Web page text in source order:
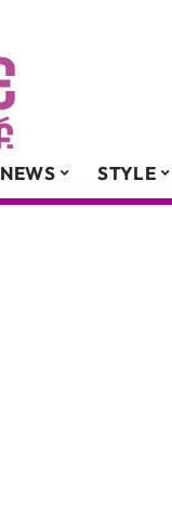
NEWS STYLE